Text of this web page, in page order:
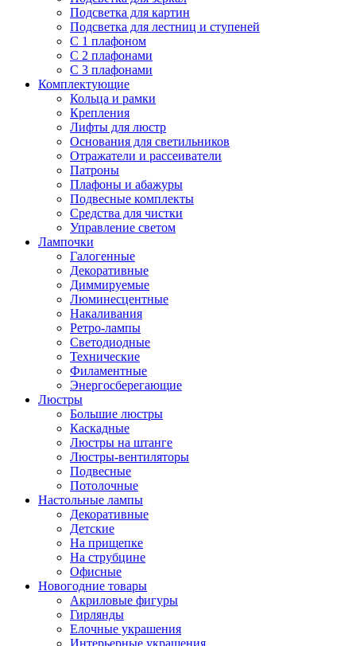
Подсветка для картин
Подсветка для лестниц и ступеней
С 1 плафоном
С 2 плафонами
С 3 плафонами
Комплектующие
Кольца и рамки
Крепления
Лифты для люстр
Основания для светильников
Отражатели и рассеиватели
Патроны
Плафоны и абажуры
Подвесные комплекты
Средства для чистки
Управление светом
Лампочки
Галогенные
Декоративные
Диммируемые
Люминесцентные
Накаливания
Ретро-лампы
Светодиодные
Технические
Филаментные
Энергосберегающие
Люстры
Большие люстры
Каскадные
Люстры на штанге
Люстры-вентиляторы
Подвесные
Потолочные
Настольные лампы
Декоративные
Детские
На прищепке
На струбцине
Офисные
Новогодние товары
Акриловые фигуры
Гирлянды
Елочные украшения
Интерьерные украшения